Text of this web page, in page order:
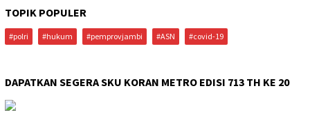
TOPIK POPULER
#polri #hukum #pemprovjambi #ASN #covid-19
DAPATKAN SEGERA SKU KORAN METRO EDISI 713 TH KE 20